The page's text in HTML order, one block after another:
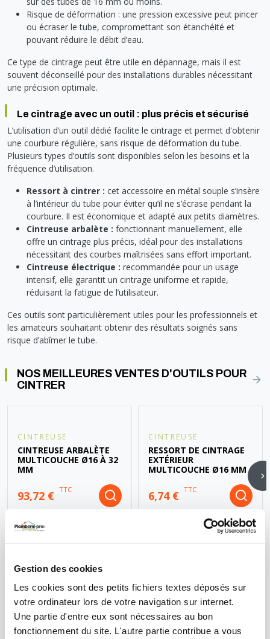
Gestion des cookies
Les cookies sont des petits fichiers textes déposés sur
votre ordinateur lors de votre navigation sur internet.
Une partie d'entre eux sont nécessaires au bon
fonctionnement du site. L'autre partie contribue a vous
Risque de déformation : une pression excessive peut pincer
ou écraser le tube, compromettant son étanchéité et
pouvant réduire le débit d’eau.
Ce type de cintrage peut être utile en dépannage, mais il est
souvent déconseillé pour des installations durables nécessitant
une précision optimale.
Le cintrage avec un outil : plus précis et sécurisé
L’utilisation d’un outil dédié facilite le cintrage et permet d'obtenir
une courbure régulière, sans risque de déformation du tube.
Plusieurs types d’outils sont disponibles selon les besoins et la
fréquence d’utilisation.
Ressort à cintrer : cet accessoire en métal souple s’insère
à l’intérieur du tube pour éviter qu’il ne s’écrase pendant la
courbure. Il est économique et adapté aux petits diamètres.
Cintreuse arbalète : fonctionnant manuellement, elle
offre un cintrage plus précis, idéal pour des installations
nécessitant des courbes maîtrisées sans effort important.
Cintreuse électrique : recommandée pour un usage
intensif, elle garantit un cintrage uniforme et rapide,
réduisant la fatigue de l’utilisateur.
Ces outils sont particulièrement utiles pour les professionnels et
les amateurs souhaitant obtenir des résultats soignés sans
risque d’abîmer le tube.
NOS MEILLEURES VENTES D'OUTILS POUR
CINTRER
CINTREUSE
CINTREUSE ARBALÈTE
MULTICOUCHE Ø16 À 32
MM
93,72 € TTC
CINTREUSE
RESSORT DE CINTRAGE
EXTÉRIEUR
MULTICOUCHE Ø16 MM
6,74 € TTC
RÉUSSI
Un cintrage réussi repose sur une bonne préparation et une
exécution minutieuse. Voici les étapes essentielles à suivre :